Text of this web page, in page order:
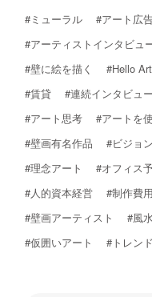
#ミューラル
#アート広
#アーティストインタビュ
#壁に絵を描く
#Hello
#賃貸
#連続インタビュー
#アート思考
#アートを
#壁画有名作品
#ビジョ
#理念アート
#オフィス
#人的資本経営
#制作費用
#壁画アーティスト
#風
#仮囲いアート
#トレンド